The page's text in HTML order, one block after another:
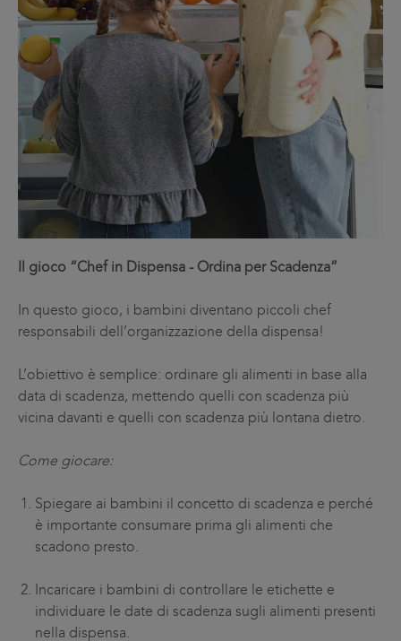
Il gioco “Chef in Dispensa - Ordina per Scadenza”
In questo gioco, i bambini diventano piccoli chef
responsabili dell’organizzazione della dispensa!
L’obiettivo è semplice: ordinare gli alimenti in base alla
data di scadenza, mettendo quelli con scadenza più
vicina davanti e quelli con scadenza più lontana dietro.
Come giocare:
Spiegare ai bambini il concetto di scadenza e perché
è importante consumare prima gli alimenti che
scadono presto.
Incaricare i bambini di controllare le etichette e
individuare le date di scadenza sugli alimenti presenti
nella dispensa.